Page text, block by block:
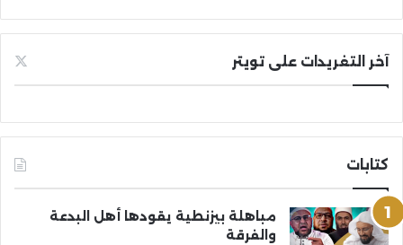
آخر التغريدات على تويتر
كتابات
مباهلة بيزنطية يقودها أهل البدعة
والفرقة